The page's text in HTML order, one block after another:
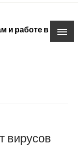
и работе в
вирусов